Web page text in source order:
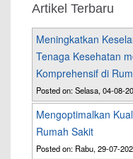
Artikel Terbaru
Meningkatkan
Tenaga Kesehatan
Komprehensif di
Posted on: Selasa, 04-08-
Mengoptimalkan
Rumah Sakit
Posted on: Rabu, 29-07-